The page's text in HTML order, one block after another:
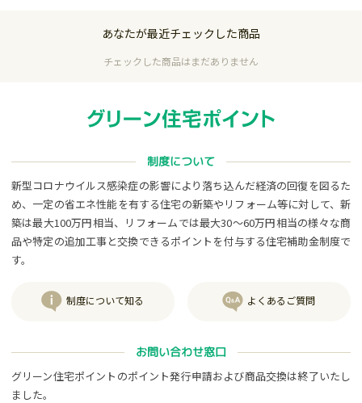
あなたが最近チェックした商品
チェックした商品はまだありません
制度について
新型コロナウイルス感染症の影響により落ち込んだ経済の回復を図るた
め、一定の省エネ性能を有する住宅の新築やリフォーム等に対して、新
築は最大100万円相当、リフォームでは最大30～60万円相当の様々な商
品や特定の追加工事と交換できるポイントを付与する住宅補助金制度で
す。
制度について知る よくあるご質問
お問い合わせ窓口
グリーン住宅ポイントのポイント発行申請および商品交換は終了いたし
ました。